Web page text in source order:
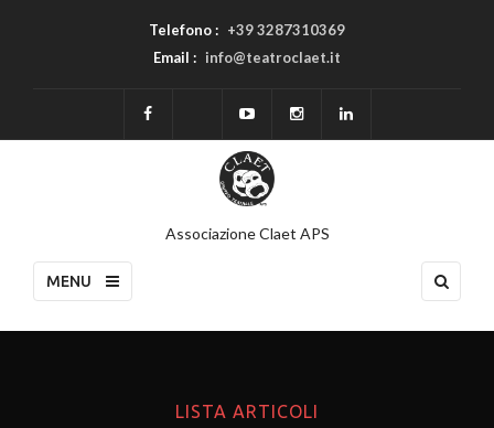
Telefono : +39 3287310369
Email : info@teatroclaet.it
Associazione Claet APS
MENU
LISTA ARTICOLI